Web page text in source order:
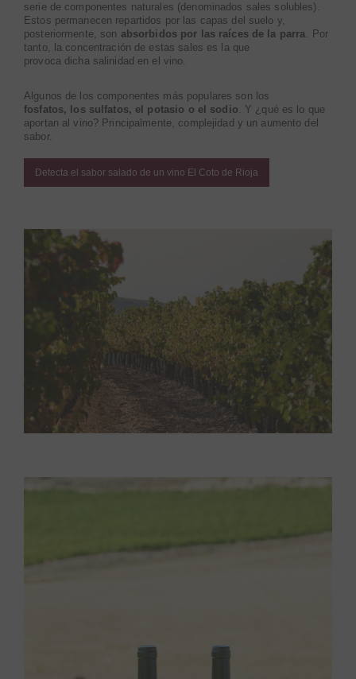
serie de componentes naturales (denominados sales solubles).
Estos permanecen repartidos por las capas del suelo y,
posteriormente, son absorbidos por las raíces de la parra . Por
tanto, la concentración de estas sales es la que
provoca dicha salinidad en el vino.
Algunos de los componentes más populares son los
fosfatos, los sulfatos, el potasio o el sodio . Y ¿qué es lo que
aportan al vino? Principalmente, complejidad y un aumento del
sabor.
Detecta el sabor salado de un vino El Coto de Rioja